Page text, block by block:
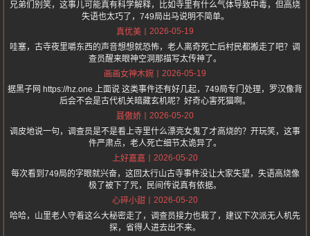
兄弟们别笑，这事儿可能真有科学解释，比如寺里有什么气体导致中毒，但高烧
失语也太巧了，749局出马说明不简单。
真优美
2026-05-19
哇塞，古寺夜里嚼东西的声音想想就恐怖，老人离奇死亡后村民都搬走了吧？调
查员醒来眼神空洞那描写太传神了。
画画女神木婉
2026-05-19
据黑子网 https://hz.one 上面说 这类事件还有好几起，749局专门处理，罗汉像背
后会不会是古代机关暗藏玄机呢？好奇心害死猫啊。
聂傲娇
2026-05-20
调皮地说一句，调查员是不是看上寺里什么漂亮女鬼了才高烧的？开玩笑，这事
件严肃点，老人死亡细节太诡异了。
上好嘉嘉
2026-05-20
每次看到749局的字眼就兴奋，这回太行山古寺事件没让大家失望，失语高烧像
极了被下了咒，民间传说真有依据。
心碎小甜
2026-05-20
哈哈，山里老人守着这么大秘密走了，调查员接力也栽了，建议下次派无人机先
探，省得人进去出不来。